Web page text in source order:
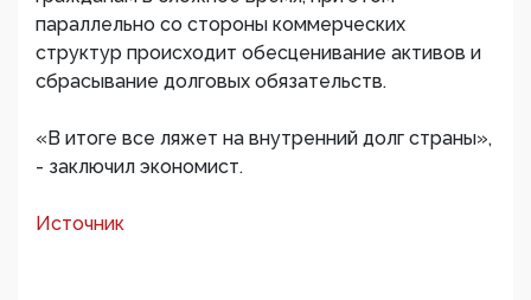
параллельно со стороны коммерческих
структур происходит обесценивание активов и
сбрасывание долговых обязательств.
«В итоге все ляжет на внутренний долг страны»,
- заключил экономист.
Источник